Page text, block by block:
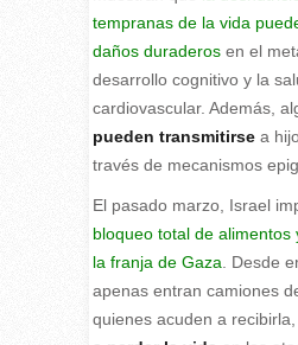
tempranas de la vida
daños duraderosen el
desarrollo cognitivo y la
cardiovascular. Además,
pueden transmitirsea
través de mecanismos
El pasado marzo, Israel
bloqueo total de alimentos
la franja de Gaza . Desde
apenas entran camiones
quienes acuden a recibirla,